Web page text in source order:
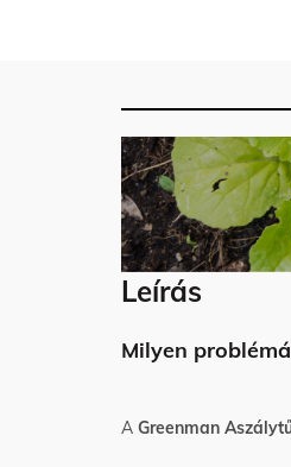
Leírás
Milyen
A Greenman